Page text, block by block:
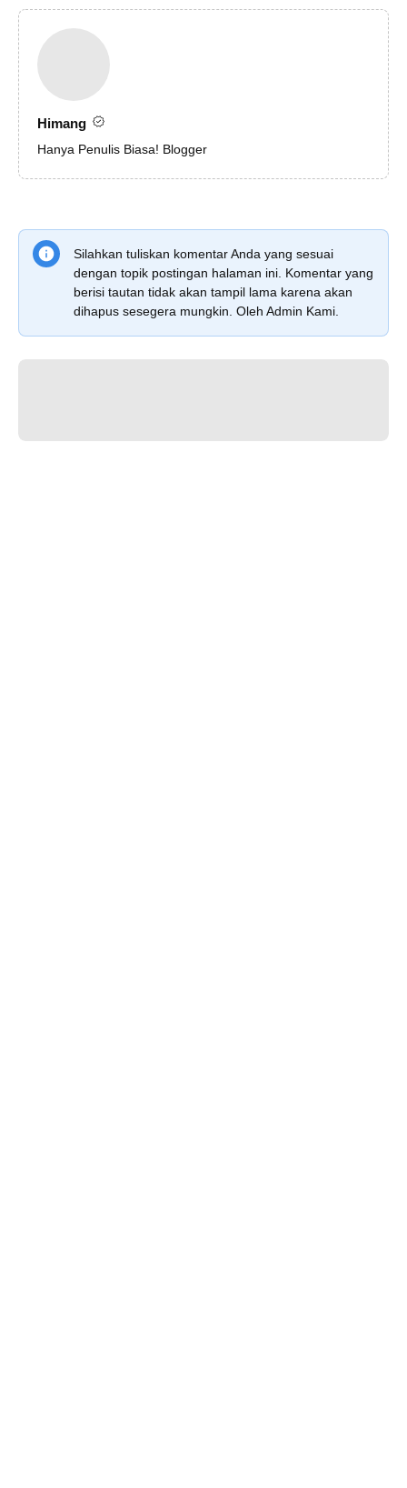
Himang
Hanya Penulis Biasa! Blogger
Silahkan tuliskan komentar Anda yang sesuai
dengan topik postingan halaman ini. Komentar yang
berisi tautan tidak akan tampil lama karena akan
dihapus sesegera mungkin. Oleh Admin Kami.